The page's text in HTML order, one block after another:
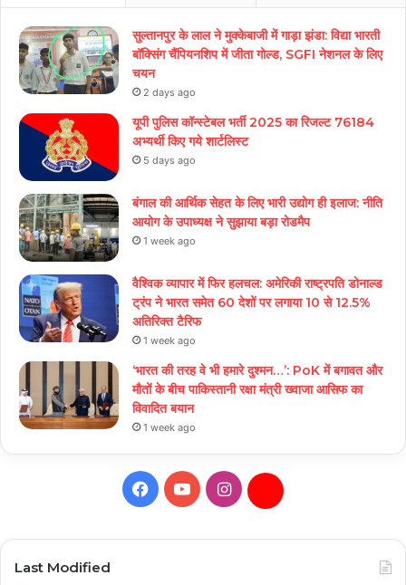
सुल्तानपुर के लाल ने मुक्केबाजी में गाड़ा झंडा: विद्या भारती
बॉक्सिंग चैंपियनशिप में जीता गोल्ड, SGFI नेशनल के लिए
चयन
2 days ago
यूपी पुलिस कॉन्स्टेबल भर्ती 2025 का रिजल्ट 76184
अभ्यर्थी किए गये शार्टलिस्ट
5 days ago
बंगाल की आर्थिक सेहत के लिए भारी उद्योग ही इलाज: नीत‌ि
आयोग के उपाध्यक्ष ने सुझाया बड़ा रोडमैप
1 week ago
वैश्विक व्यापार में फिर हलचल: अमेरिकी राष्ट्रपति डोनाल्ड
ट्रंप ने भारत समेत 60 देशों पर लगाया 10 से 12.5%
अतिरिक्त टैरिफ
1 week ago
‘भारत की तरह वे भी हमारे दुश्मन…’: PoK में बगावत और
मौतों के बीच पाकिस्तानी रक्षा मंत्री ख्वाजा आसिफ का
विवादित बयान
1 week ago
Facebook
YouTubeInstagramDaily
Last Modified